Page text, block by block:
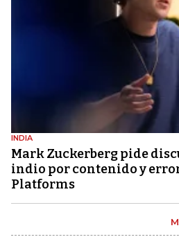
INDIA
Mark Zuckerberg pide
indio por contenido y
Platforms